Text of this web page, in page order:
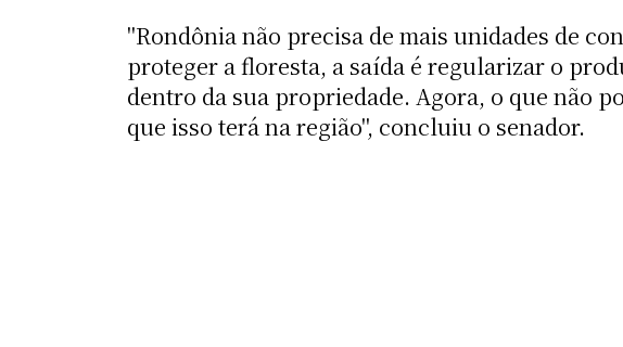
"Rondônia não precisa de mais unidades de
proteger a floresta, a saída é regularizar o
dentro da sua propriedade. Agora, o que não
que isso terá na região", concluiu o senador.